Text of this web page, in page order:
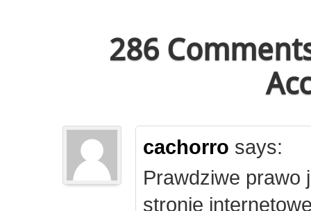
286
cachorro says:
Prawdziwe prawo
stronie